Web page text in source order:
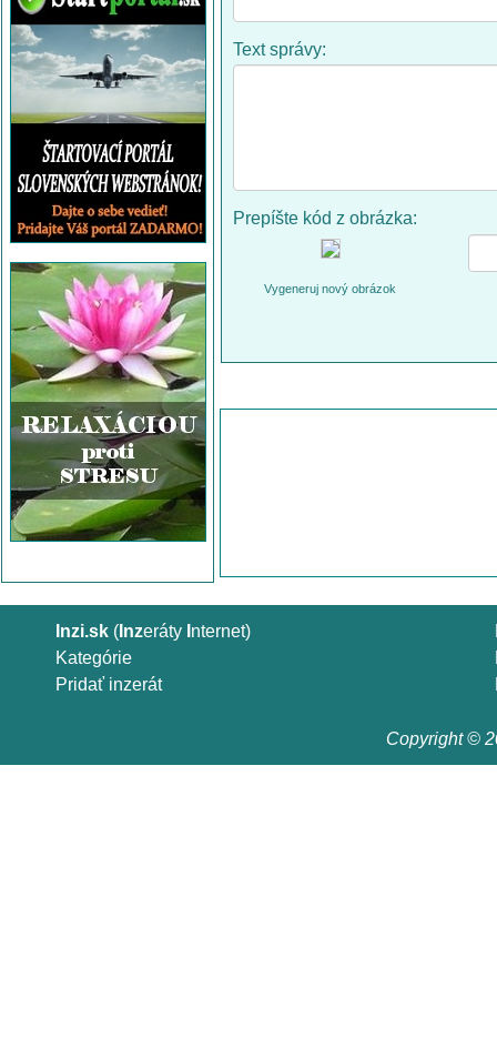
Text správy:
Prepíšte kód z obrázka:
Vygeneruj nový obrázok
Inzi.sk ( Inzeráty nternet)
Kategórie
Pridať inzerát
Copyright ©